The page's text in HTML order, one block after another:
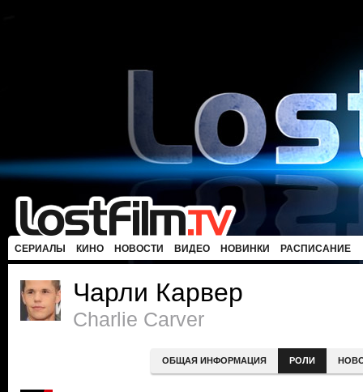
СЕРИАЛЫ КИНО НОВОСТИ ВИДЕО НОВИНКИ РАСПИСАНИЕ
Чарли Карвер
Charlie Carver
ОБЩАЯ ИНФОРМАЦИЯ РОЛИ